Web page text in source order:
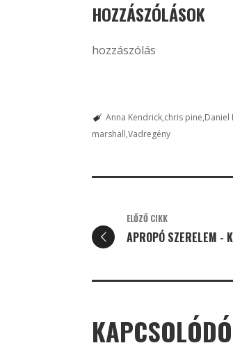
HOZZÁSZÓLÁSOK
hozzászólás
Anna Kendrick chris pine Daniel
marshall Vadregény
ELŐZŐ CIKK
APROPÓ SZERELEM -